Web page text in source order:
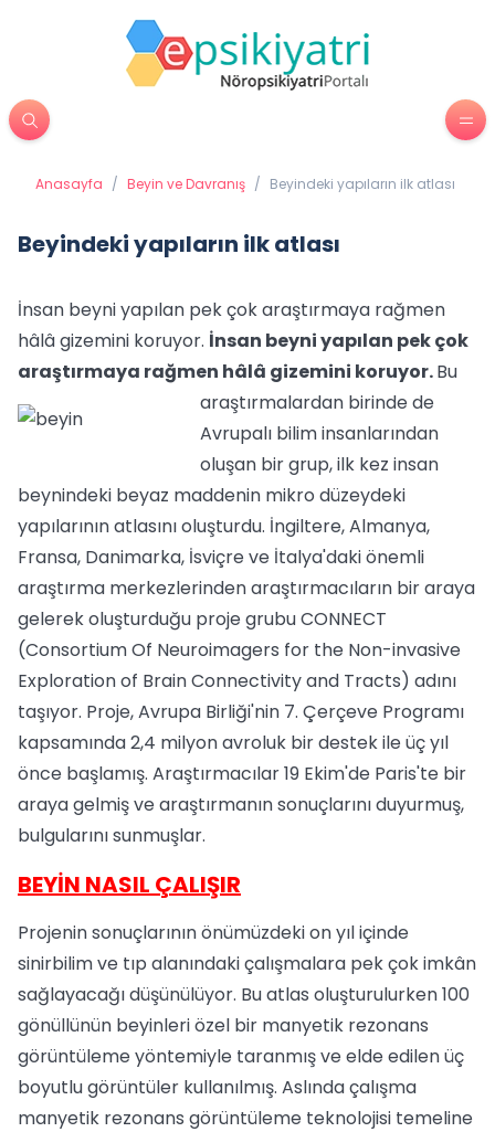
Anasayfa / Beyin ve Davranış / Beyindeki yapıların ilk atlası
Beyindeki yapıların ilk atlası
İnsan beyni yapılan pek çok araştırmaya rağmen
hâlâ gizemini koruyor. İnsan beyni yapılan pek çok
araştırmaya rağmen hâlâ gizemini koruyor.Bu
araştırmalardan birinde de
Avrupalı bilim insanlarından
oluşan bir grup, ilk kez insan
beynindeki beyaz maddenin mikro düzeydeki
yapılarının atlasını oluşturdu. İngiltere, Almanya,
Fransa, Danimarka, İsviçre ve İtalya'daki önemli
araştırma merkezlerinden araştırmacıların bir araya
gelerek oluşturduğu proje grubu CONNECT
(Consortium Of Neuroimagers for the Non-invasive
Exploration of Brain Connectivity and Tracts) adını
taşıyor. Proje, Avrupa Birliği'nin 7. Çerçeve Programı
kapsamında 2,4 milyon avroluk bir destek ile üç yıl
önce başlamış. Araştırmacılar 19 Ekim'de Paris'te bir
araya gelmiş ve araştırmanın sonuçlarını duyurmuş,
bulgularını sunmuşlar.
BEYİN NASIL ÇALIŞIR
Projenin sonuçlarının önümüzdeki on yıl içinde
sinirbilim ve tıp alanındaki çalışmalara pek çok imkân
sağlayacağı düşünülüyor. Bu atlas oluşturulurken 100
gönüllünün beyinleri özel bir manyetik rezonans
görüntüleme yöntemiyle taranmış ve elde edilen üç
boyutlu görüntüler kullanılmış. Aslında çalışma
manyetik rezonans görüntüleme teknolojisi temeline